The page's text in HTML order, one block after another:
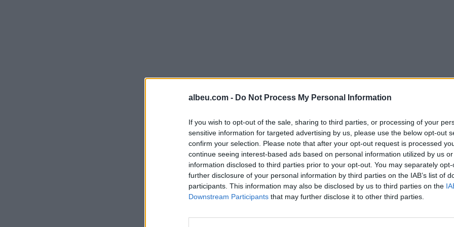
albeu.com - Do Not Process My Personal Information
If you wish to opt-out of the sale, sharing to third parties, or processing of your
sensitive information for targeted advertising by us, please use the below opt-out
confirm your selection. Please note that after your opt-out request is processed
continue seeing interest-based ads based on personal information utilized by us
information disclosed to third parties prior to your opt-out. You may separately
further disclosure of your personal information by third parties on the IAB’s list of
participants. This information may also be disclosed by us to third parties on the
Downstream Participants that may further disclose it to other third parties.